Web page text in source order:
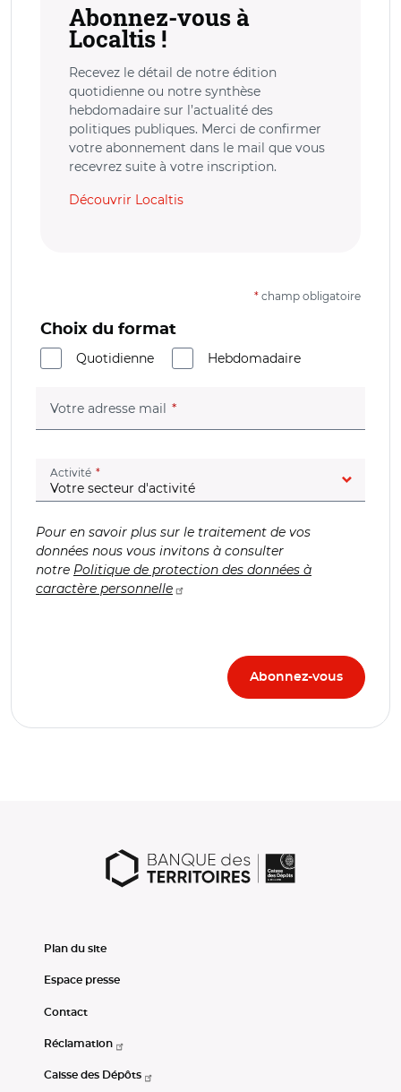
Abonnez-vous à
Localtis !
Recevez le détail de notre édition
quotidienne ou notre synthèse
hebdomadaire sur l’actualité des
politiques publiques. Merci de confirmer
votre abonnement dans le mail que vous
recevrez suite à votre inscription.
Découvrir Localtis
* champ obligatoire
Choix du format
Quotidienne
Hebdomadaire
Votre adresse mail (champ obligatoire)
Activité (champ obligatoire)
Pour en savoir plus sur le traitement de vos
données nous vous invitons à consulter
notre Politique de protection des données à
caractère personnelle
Plan du site
Espace presse
Contact
Réclamation
Caisse des Dépôts